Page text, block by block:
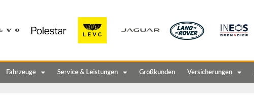
Fahrzeuge Service & Leistungen Großkunden Versicherungen